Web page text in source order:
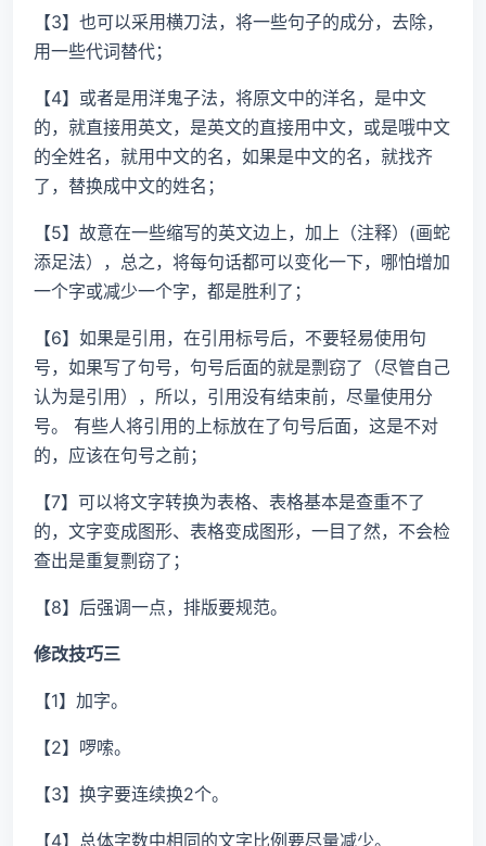
【3】也可以采用横刀法，将一些句子的成分，去除，
用一些代词替代；
【4】或者是用洋鬼子法，将原文中的洋名，是中文
的，就直接用英文，是英文的直接用中文，或是哦中文
的全姓名，就用中文的名，如果是中文的名，就找齐
了，替换成中文的姓名；
【5】故意在一些缩写的英文边上，加上（注释）(画蛇
添足法），总之，将每句话都可以变化一下，哪怕增加
一个字或减少一个字，都是胜利了；
【6】如果是引用，在引用标号后，不要轻易使用句
号，如果写了句号，句号后面的就是剽窃了（尽管自己
认为是引用），所以，引用没有结束前，尽量使用分
号。 有些人将引用的上标放在了句号后面，这是不对
的，应该在句号之前；
【7】可以将文字转换为表格、表格基本是查重不了
的，文字变成图形、表格变成图形，一目了然，不会检
查出是重复剽窃了；
【8】后强调一点，排版要规范。
修改技巧三
【1】加字。
【2】啰嗦。
【3】换字要连续换2个。
【4】总体字数中相同的文字比例要尽量减少。